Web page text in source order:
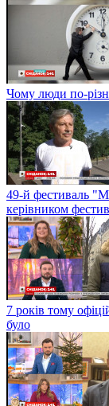
Чому люди по-
49-й фестиваль
керівником
7 років тому
було